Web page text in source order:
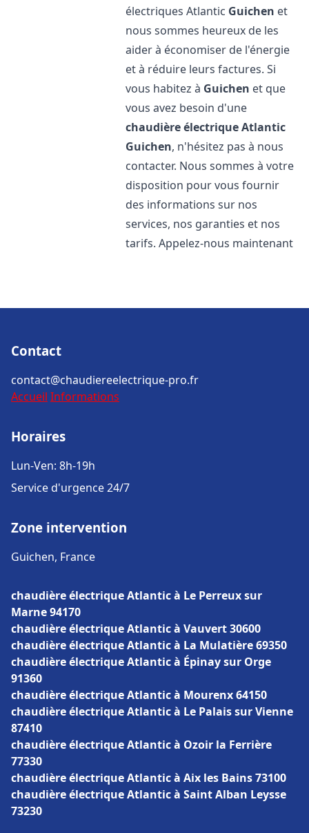
électriques Atlantic Guichen et
nous sommes heureux de les
aider à économiser de l'énergie
et à réduire leurs factures. Si
vous habitez à Guichen et que
vous avez besoin d'une
chaudière électrique Atlantic
Guichen, n'hésitez pas à nous
contacter. Nous sommes à votre
disposition pour vous fournir
des informations sur nos
services, nos garanties et nos
tarifs. Appelez-nous maintenant
Contact
contact@chaudiereelectrique-pro.fr
Accueil Informations
Horaires
Lun-Ven: 8h-19h
Service d'urgence 24/7
Zone intervention
Guichen, France
chaudière électrique Atlantic à Le Perreux sur
Marne 94170
chaudière électrique Atlantic à Vauvert 30600
chaudière électrique Atlantic à La Mulatière 69350
chaudière électrique Atlantic à Épinay sur Orge
91360
chaudière électrique Atlantic à Mourenx 64150
chaudière électrique Atlantic à Le Palais sur Vienne
87410
chaudière électrique Atlantic à Ozoir la Ferrière
77330
chaudière électrique Atlantic à Aix les Bains 73100
chaudière électrique Atlantic à Saint Alban Leysse
73230